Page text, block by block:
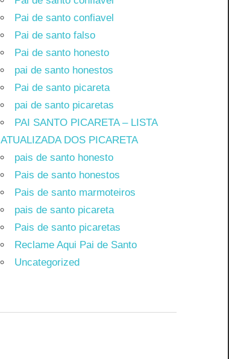
Pai de santo confiavel
Pai de santo falso
Pai de santo honesto
pai de santo honestos
Pai de santo picareta
pai de santo picaretas
PAI SANTO PICARETA – LISTA
ATUALIZADA DOS PICARETA
pais de santo honesto
Pais de santo honestos
Pais de santo marmoteiros
pais de santo picareta
Pais de santo picaretas
Reclame Aqui Pai de Santo
Uncategorized